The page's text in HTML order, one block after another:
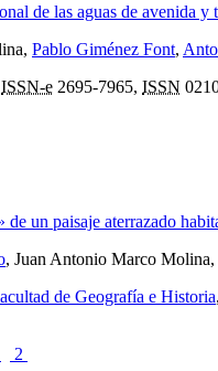
de las aguas de avenida y
Pablo Giménez Font,
ISSN-e 2695-7965, ISSN
de un paisaje aterrazado
, Juan Antonio Marco Molina,
de Geografía e Historia,
2